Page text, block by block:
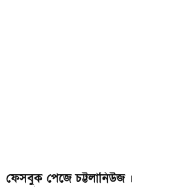
ফেসবুক পেজে চট্টলানিউজ ।